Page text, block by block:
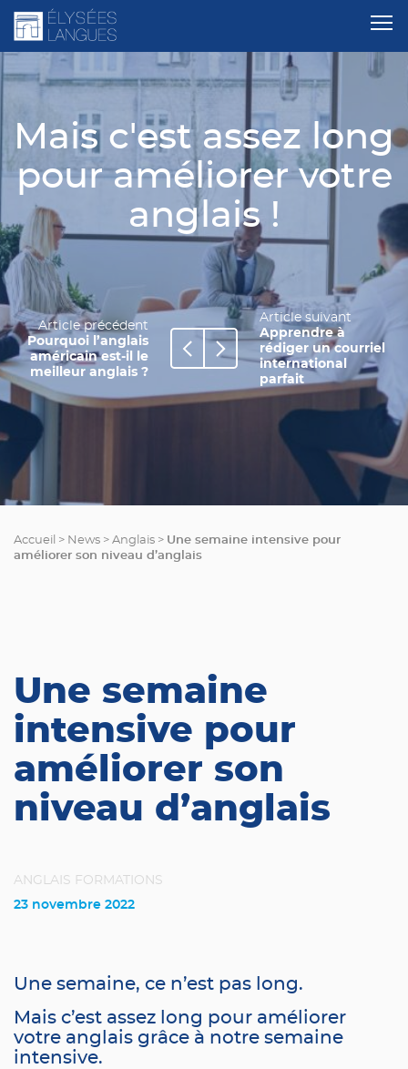
Mais c'est assez long
pour améliorer votre
anglais !
Article précédent
Pourquoi l’anglais
américain est-il le
meilleur anglais ?
Article suivant
Apprendre à
rédiger un courriel
international
parfait
Accueil > News > Anglais > Une semaine intensive pour
améliorer son niveau d’anglais
Une semaine
intensive pour
améliorer son
niveau d’anglais
ANGLAIS FORMATIONS
23 novembre 2022
Une semaine, ce n’est pas long.
Mais c’est assez long pour améliorer
votre anglais grâce à notre semaine
intensive.